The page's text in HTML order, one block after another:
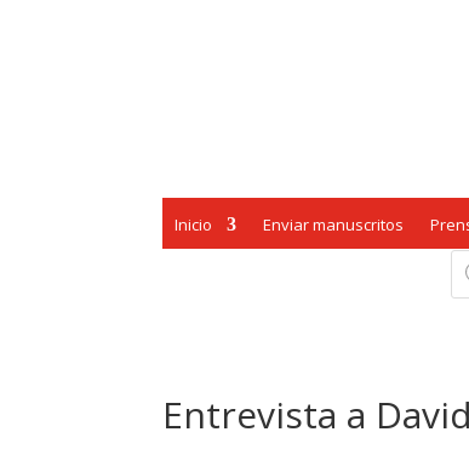
Inicio Enviar manuscritos
de
Entrevista a